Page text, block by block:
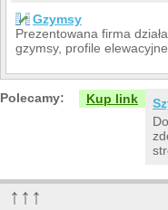
Gzymsy
Prezentowana firma
gzymsy, profile
Polecamy: Kup link
↑↑↑